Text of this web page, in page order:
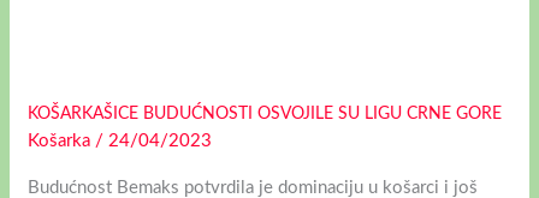
KOŠARKAŠICE BUDUĆNOSTI OSVOJILE SU LIGU CRNE GORE
Košarka /24/04/2023
Budućnost Bemaks potvrdila je dominaciju u košarci i još